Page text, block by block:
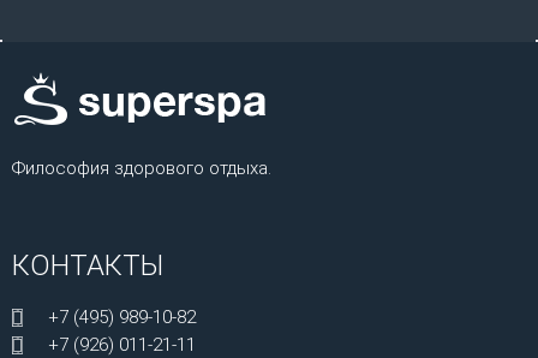
Философия здорового отдыха.
КОНТАКТЫ
+7 (495) 989-10-82
+7 (926) 011-21-11